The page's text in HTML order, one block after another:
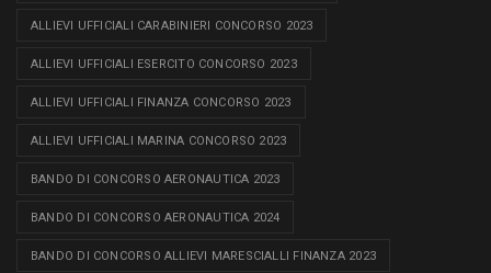
ALLIEVI UFFICIALI CARABINIERI CONCORSO 2023
ALLIEVI UFFICIALI ESERCITO CONCORSO 2023
ALLIEVI UFFICIALI FINANZA CONCORSO 2023
ALLIEVI UFFICIALI MARINA CONCORSO 2023
BANDO DI CONCORSO AERONAUTICA 2023
BANDO DI CONCORSO AERONAUTICA 2024
BANDO DI CONCORSO ALLIEVI MARESCIALLI FINANZA 2023